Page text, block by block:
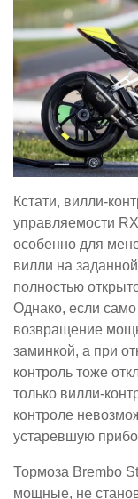
Кстати, вилли-
управляемости
особенно для
вилли на
полностью
Однако, если само
возвращение
заминкой, а при
контроль тоже
только вилли-
контроле
устаревшую
Тормоза Brembo
мощные, не